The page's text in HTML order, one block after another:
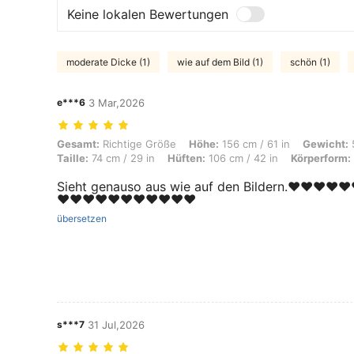
Keine lokalen Bewertungen
moderate Dicke (1) wie auf dem Bild (1) schön (1)
e***6 3 Mar,2026
Gesamt: Richtige Größe, Höhe: 156 cm / 61 in, Gewicht: 50 kg /
Gesamt: Richtige Größe Höhe: 156 cm / 61 in Gewicht:
Taille: 74 cm / 29 in Hüften: 106 cm / 42 in Körperform:
Sieht genauso aus wie auf den
❤️❤️❤️❤️❤️❤️❤️❤️❤️❤️❤️
übersetzen
s***7 31 Jul,2026